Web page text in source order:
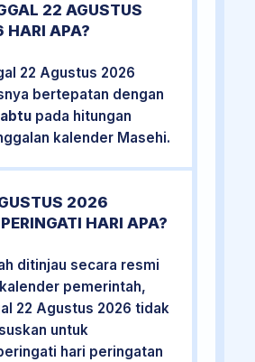
22 AGUSTUS
HARI APA?
22 Agustus 2026
bertepatan dengan
pada hitungan
kalender Masehi.
2026
HARI APA?
ditinjau secara resmi
pemerintah,
22 Agustus 2026 tidak
untuk
hari peringatan